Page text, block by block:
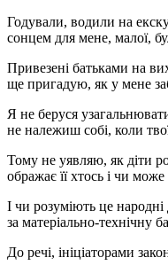
Годували, водили на
сонцем для мене, малої,
Привезені батьками на
ще пригадую, як у мене
Я не беруся
не належиш собі, коли
Тому не уявляю, як діти
ображає її хтось і чи
І чи розуміють це
за матеріально-технічну
До речі, ініціаторами